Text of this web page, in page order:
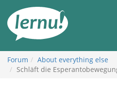
the
content
Forum
About everything else
Schläft die